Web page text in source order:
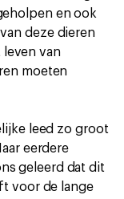
en ook
deze dieren
leven van
moeten
leed zo groot
eerdere
geleerd dat dit
voor de lange